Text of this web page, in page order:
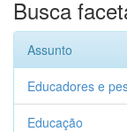
Busca
Assunto
Educadores e
Educação